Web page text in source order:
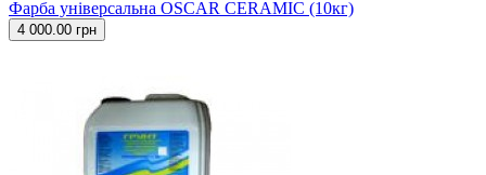
Фарба універсальна OSCAR CERAMIC (10кг)
4 000.00 грн